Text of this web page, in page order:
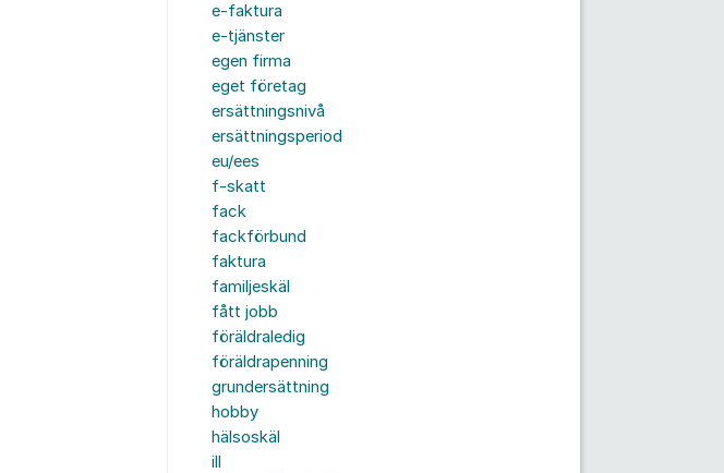
e-faktura
e-tjänster
egen firma
eget företag
ersättningsnivå
ersättningsperiod
eu/ees
f-skatt
fack
fackförbund
faktura
familjeskäl
fått jobb
föräldraledig
föräldrapenning
grundersättning
hobby
hälsoskäl
ill